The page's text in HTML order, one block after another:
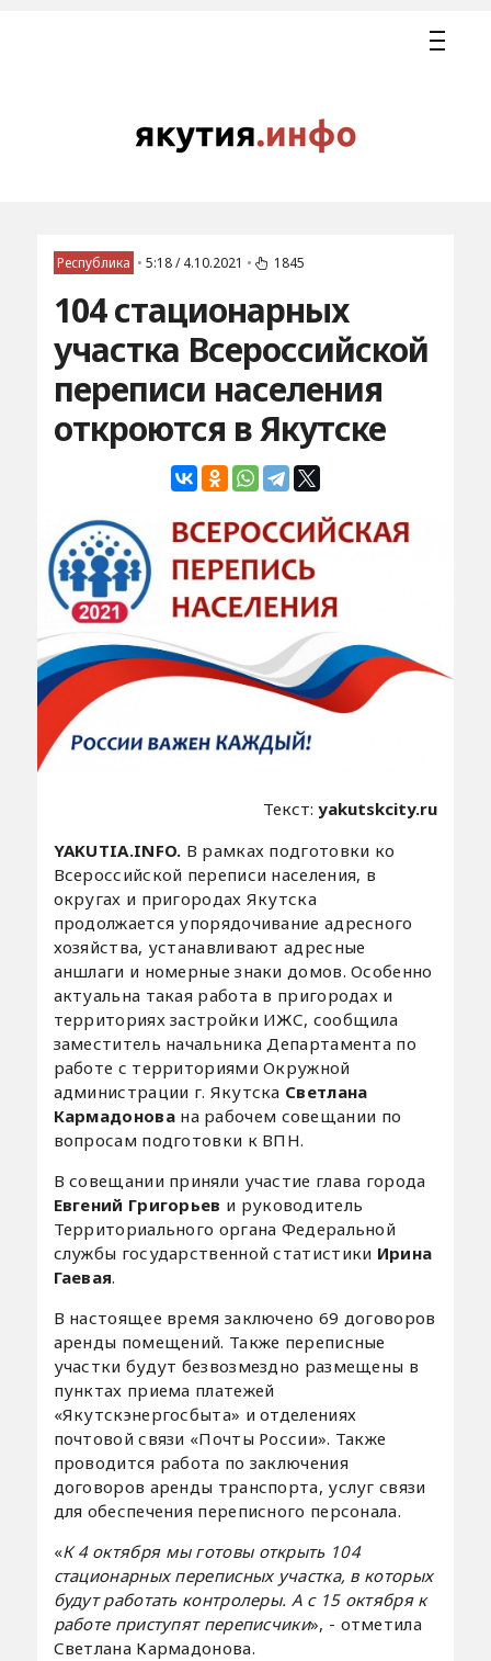
Республика • 5:18 / 4.10.2021 • 1845
104 стационарных
участка Всероссийской
переписи населения
откроются в Якутске
Текст:yakutskcity.ru
YAKUTIA.INFO. В рамках подготовки ко
Всероссийской переписи населения, в
округах и пригородах Якутска
продолжается упорядочивание адресного
хозяйства, устанавливают адресные
аншлаги и номерные знаки домов. Особенно
актуальна такая работа в пригородах и
территориях застройки ИЖС, сообщила
заместитель начальника Департамента по
работе с территориями Окружной
администрации г. Якутска Светлана
Кармадонована рабочем совещании по
вопросам подготовки к ВПН.
В совещании приняли участие глава города
Евгений Григорьев и руководитель
Территориального органа Федеральной
службы государственной статистики Ирина
Гаевая.
В настоящее время заключено 69 договоров
аренды помещений. Также переписные
участки будут безвозмездно размещены в
пунктах приема платежей
«Якутскэнергосбыта» и отделениях
почтовой связи «Почты России». Также
проводится работа по заключения
договоров аренды транспорта, услуг связи
для обеспечения переписного персонала.
«К 4 октября мы готовы открыть 104
стационарных переписных участка, в которых
будут работать контролеры. А с 15 октября к
работе приступят переписчики», - отметила
Светлана Кармадонова.